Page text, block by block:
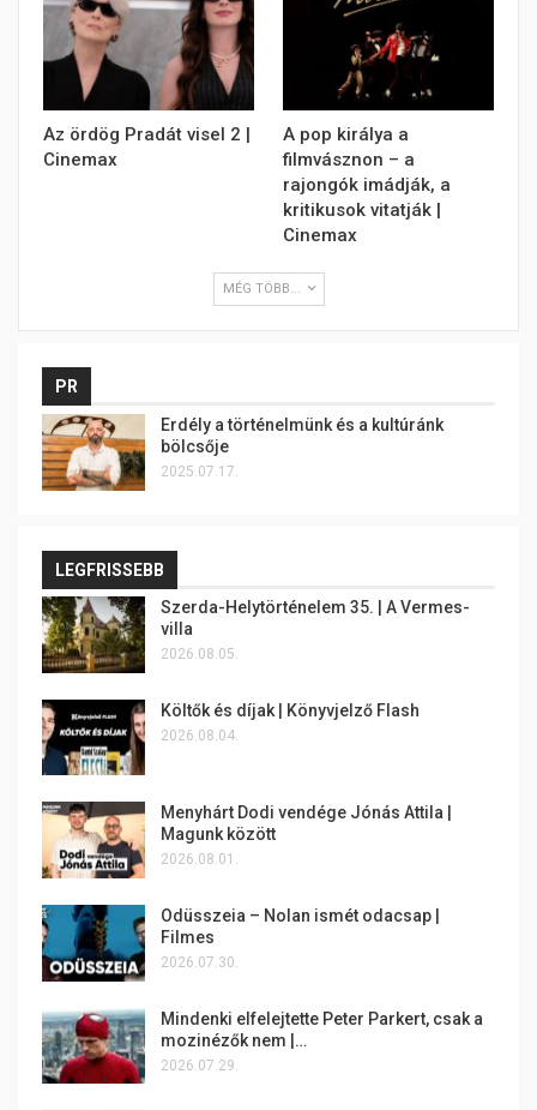
Az ördög Pradát visel 2 |
Cinemax
A pop királya a
filmvásznon – a
rajongók imádják, a
kritikusok vitatják |
Cinemax
MÉG TÖBB...
PR
Erdély a történelmünk és a kultúránk
bölcsője
2025.07.17.
LEGFRISSEBB
Szerda-Helytörténelem 35. | A Vermes-
villa
2026.08.05.
Költők és díjak | Könyvjelző Flash
2026.08.04.
Menyhárt Dodi vendége Jónás Attila |
Magunk között
2026.08.01.
Odüsszeia – Nolan ismét odacsap |
Filmes
2026.07.30.
Mindenki elfelejtette Peter Parkert, csak a
mozinézők nem |…
2026.07.29.